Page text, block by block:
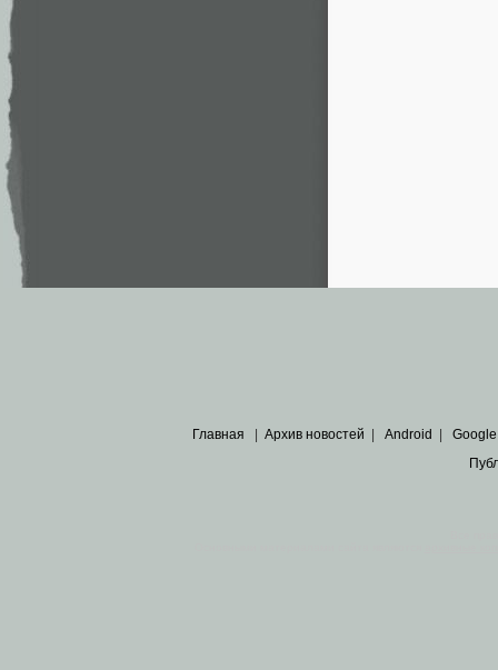
Главная Архив новостей Android Google